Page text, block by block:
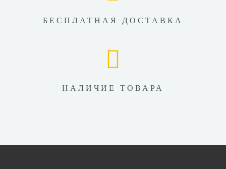
БЕСПЛАТНАЯ ДОСТАВКА
НАЛИЧИЕ ТОВАРА